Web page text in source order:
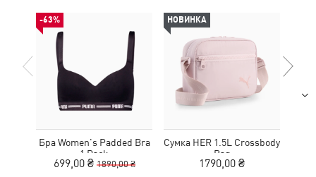
-63%
Бра Women's Padded Bra
1 Pack
699,00 ₴ 1890,00 ₴
НОВИНКА
Сумка HER 1.5L Crossbody
Bag
1790,00 ₴